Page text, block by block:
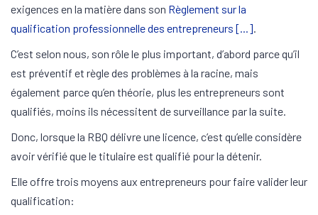
exigences en la matière dans son Règlement sur la
qualification professionnelle des entrepreneurs [...].
C’est selon nous, son rôle le plus important, d’abord parce qu’il
est préventif et règle des problèmes à la racine, mais
également parce qu’en théorie, plus les entrepreneurs sont
qualifiés, moins ils nécessitent de surveillance par la suite.
Donc, lorsque la RBQ délivre une licence, c’est qu’elle considère
avoir vérifié que le titulaire est qualifié pour la détenir.
Elle offre trois moyens aux entrepreneurs pour faire valider leur
qualification: